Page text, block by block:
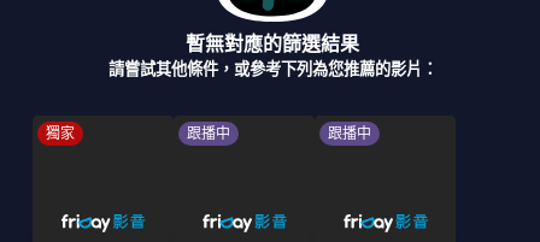
暫無對應的篩選結果
請嘗試其他條件，或參考下列為您推薦的影片：
獨家 跟播中 跟播中